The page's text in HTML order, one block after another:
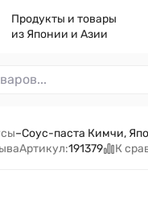
Продукты и товары
из Японии и Азии
–Соус-паста Кимчи,
Артикул:191379 К